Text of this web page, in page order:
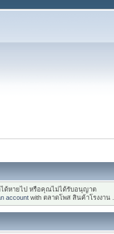
ด้หายไป หรือคุณไม่ได้รับอนุญาต
accountwith ตลาดโพส สินค้าโรงงาน .